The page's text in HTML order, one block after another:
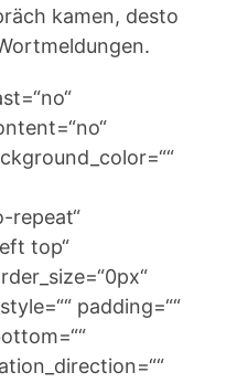
kamen, desto
repeat“
top“
padding=““